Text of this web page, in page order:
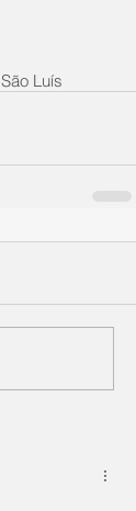
Luís